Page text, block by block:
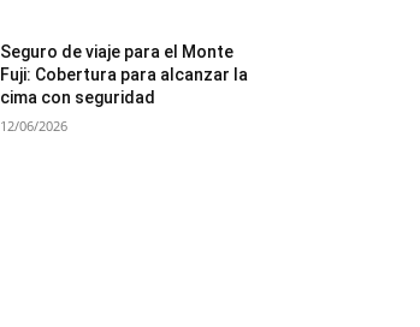
Seguro de viaje para el Monte
Fuji: Cobertura para alcanzar la
cima con seguridad
12/06/2026